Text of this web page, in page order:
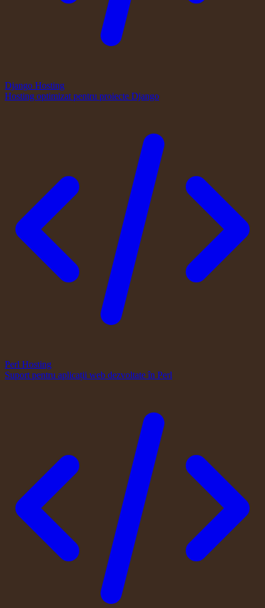
Django Hosting
Hosting optimizat pentru proiecte Django
Perl Hosting
Suport pentru aplicații web dezvoltate în Perl